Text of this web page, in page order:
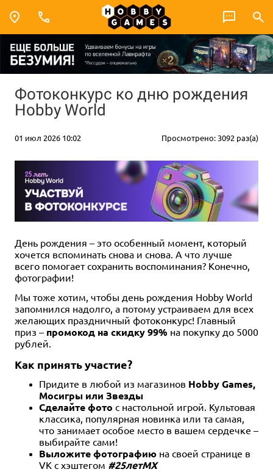
Фотоконкурс ко дню рождения
Hobby World
01 июл 2026 10:02 Просмотрено: 3092 раз(а)
День рождения – это особенный момент, который
хочется вспоминать снова и снова. А что лучше
всего помогает сохранить воспоминания? Конечно,
фотографии!
Мы тоже хотим, чтобы день рождения Hobby World
запомнился надолго, а потому устраиваем для всех
желающих праздничный фотоконкурс! Главный
приз – промокод на скидку 99% на покупку до 5000
рублей.
Как принять участие?
Придите в любой из магазинов Hobby Games,
Мосигры или Звезды
Сделайте фото с настольной игрой. Культовая
классика, популярная новинка или та самая,
что занимает особое место в вашем сердечке –
выбирайте сами!
Выложите фотографию на своей странице в
VK с хэштегом #25летМХ